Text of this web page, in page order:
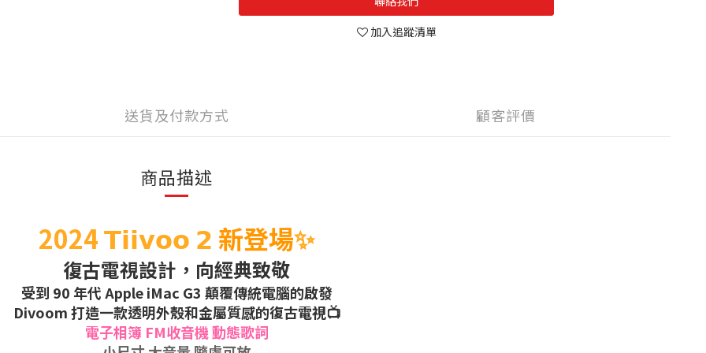
加入追蹤清單
送貨及付款方式 顧客評價
商品描述
2024𝗧𝗶𝗶𝘃𝗼𝗼 𝟮 新登場✨
復古電視設計，向經典致敬
受到 90 年代 Apple iMac G3 顛覆傳統電腦的啟發
Divoom 打造一款透明外殼和金屬質感的復古電視📺
電子相簿 FM收音機 動態歌詞